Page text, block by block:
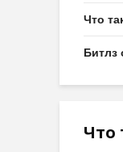
Что
Битлз
Что